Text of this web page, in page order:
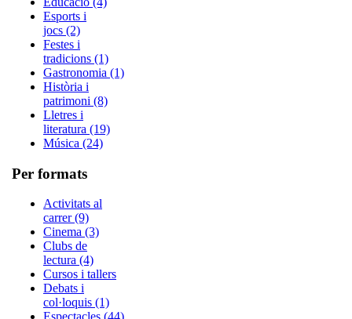
Esports i
jocs (2)
Festes i
tradicions (1)
Gastronomia (1)
Història i
patrimoni (8)
Lletres i
literatura (19)
Música (24)
Per formats
Activitats al
carrer (9)
Cinema (3)
Clubs de
lectura (4)
Cursos i tallers
Debats i
col·loquis (1)